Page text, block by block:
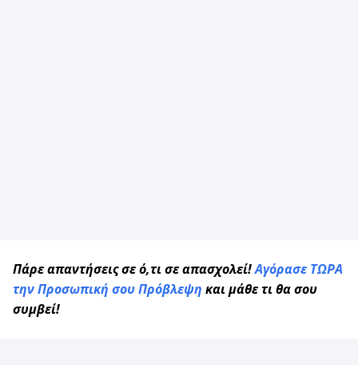
Πάρε απαντήσεις σε ό,τι σε απασχολεί!Αγόρασε ΤΩΡΑ
την Προσωπική σου Πρόβλεψη και μάθε τι θα σου
συμβεί!